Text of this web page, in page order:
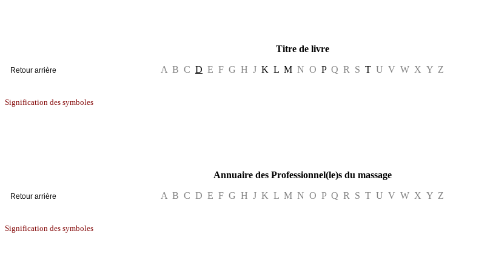
Titre de livre
A B C D E F G H J K L M N O PQ R S T U V W X Y Z
Signification des symboles
Annuaire des Professionnel(le)s du massage
A B C D E F G H J K L M N O P Q R S T U V W X Y Z
Signification des symboles